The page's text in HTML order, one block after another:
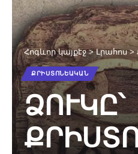
Հոգևոր կայքէջ>Լրահոս>
ՔՐԻՍՏՈՆԵԱԿԱՆ
ՁՈՒԿԸ՝